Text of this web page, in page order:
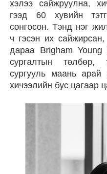
хэлээ сайжруулна,
гээд 60 хувийн
сонгосон. Тэнд нэг
ч гэсэн их
дараа Brigham
сургалтын төлбөр,
сургууль маань
хичээлийн бус цагаар